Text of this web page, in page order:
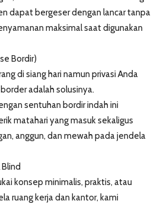
dapat bergeser dengan lancar tanpa
maksimal saat digunakan
Bordir)
di siang hari namun privasi Anda
adalah solusinya.
sentuhan bordir indah ini
matahari yang masuk sekaligus
anggun, dan mewah pada jendela
konsep minimalis, praktis, atau
ruang kerja dan kantor, kami